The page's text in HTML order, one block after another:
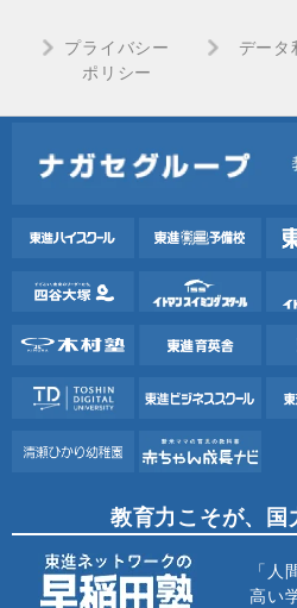
プライバシー
ポリシー
データ
教育力こそが、国
「人
高い